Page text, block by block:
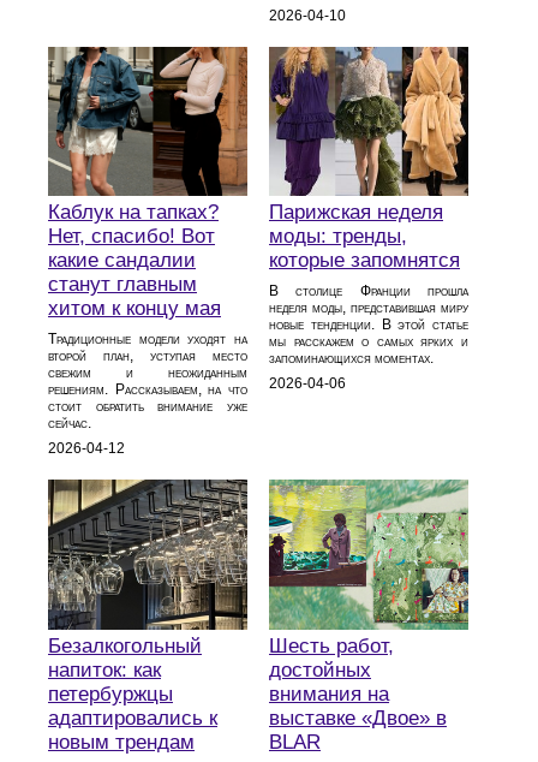
2026-04-10
Каблук на тапках?
Нет, спасибо! Вот
какие сандалии
станут главным
хитом к концу мая
Традиционные модели уходят на
второй план, уступая место
свежим и неожиданным
решениям. Рассказываем, на что
стоит обратить внимание уже
сейчас.
2026-04-12
Парижская неделя
моды: тренды,
которые запомнятся
В столице Франции прошла
неделя моды, представившая миру
новые тенденции. В этой статье
мы расскажем о самых ярких и
запоминающихся моментах.
2026-04-06
Безалкогольный
напиток: как
петербуржцы
адаптировались к
новым трендам
Шесть работ,
достойных
внимания на
выставке «Двое» в
BLAR